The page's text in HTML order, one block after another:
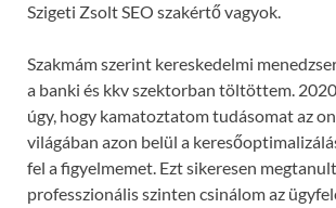
Szigeti Zsolt SEO szakértő vagyok.
Szakmám szerint kereskedelmi
a banki és kkv szektorban töltöttem.
úgy, hogy kamatoztatom tudásomat az
világában azon belül a
fel a figyelmemet. Ezt sikeresen
professzionális szinten csinálom az